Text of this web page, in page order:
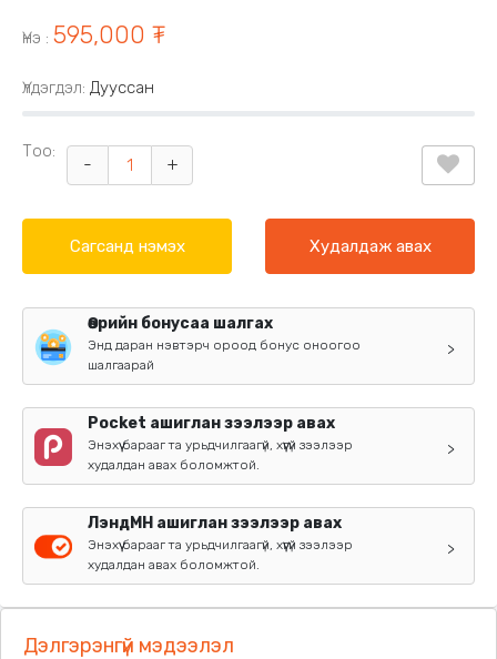
Үнэ : 595,000 ₮
Үлдэгдэл: Дууссан
Тоо:
- +
Сагсанд нэмэх Худалдаж авах
Өөрийн бонусаа шалгах
Энд даран нэвтэрч ороод бонус оноогоо
шалгаарай
>
Pocket ашиглан зээлээр авах
Энэхүү барааг та урьдчилгаагүй, хүүгүй зээлээр
худалдан авах боломжтой.
>
ЛэндМН ашиглан зээлээр авах
Энэхүү барааг та урьдчилгаагүй, хүүгүй зээлээр
худалдан авах боломжтой.
>
Дэлгэрэнгүй мэдээлэл